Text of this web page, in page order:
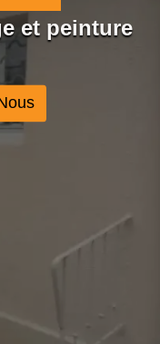
et peinture